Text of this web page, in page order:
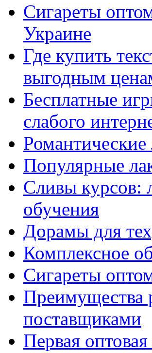
Сигареты
Украине
Где купить
выгодным
Бесплатные
слабого
Популярные
Сливы курсов:
обучения
Дорамы для
Комплексное
Сигареты
Преимущества
поставщиками
Первая